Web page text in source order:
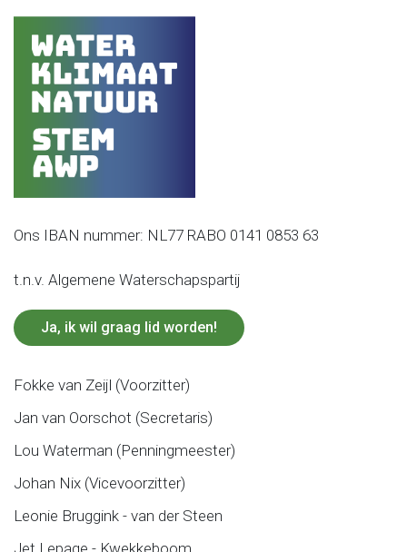
Ons IBAN nummer: NL77 RABO 0141 0853 63
t.n.v. Algemene Waterschapspartij
Ja, ik wil graag lid worden!
Fokke van Zeijl (Voorzitter)
Jan van Oorschot (Secretaris)
Lou Waterman (Penningmeester)
Johan Nix (Vicevoorzitter)
Leonie Bruggink - van der Steen
Jet Lepage - Kwekkeboom